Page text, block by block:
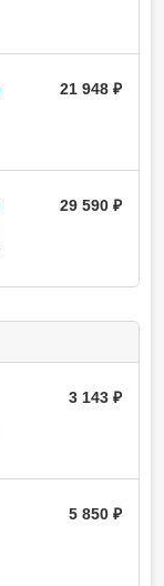
21 948
29 590
3 143
5 850